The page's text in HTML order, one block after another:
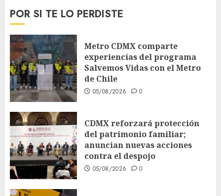
POR SI TE LO PERDISTE
Metro CDMX comparte
experiencias del programa
Salvemos Vidas con el Metro
de Chile
05/08/2026 0
CDMX reforzará protección
del patrimonio familiar;
anuncian nuevas acciones
contra el despojo
05/08/2026 0